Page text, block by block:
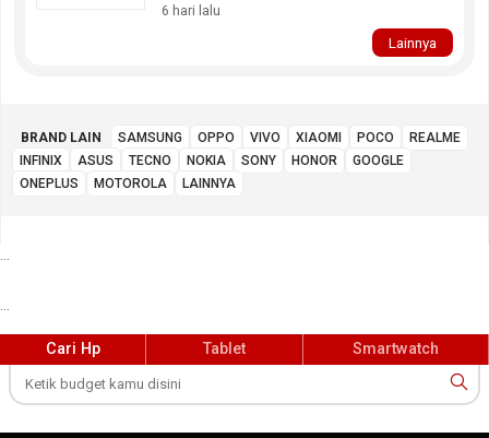
6 hari lalu
Lainnya
BRAND LAIN SAMSUNG OPPO VIVO XIAOMI POCO
REALME
INFINIX
ASUS TECNO NOKIA SONY HONOR
GOOGLE
ONEPLUS
MOTOROLA LAINNYA
Cari Hp Tablet Smartwatch